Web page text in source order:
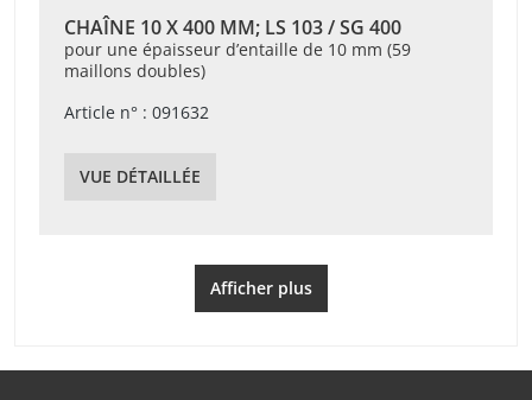
CHAÎNE 10 X 400 MM; LS 103 / SG 400
pour une épaisseur d’entaille de 10 mm (59
maillons doubles)
Article n° : 091632
VUE DÉTAILLÉE
Afficher plus